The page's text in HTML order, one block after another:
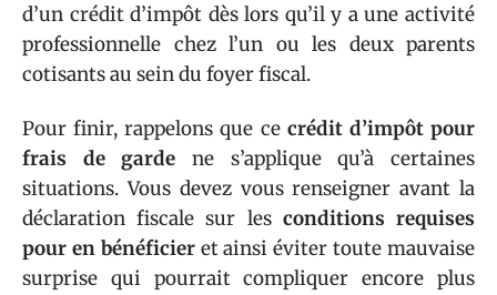
d’un crédit d’impôt dès lors qu’il y a une activité
professionnelle chez l’un ou les deux parents
cotisants au sein du foyer fiscal.
Pour finir, rappelons que ce crédit d’impôt pour
frais de garde ne s’applique qu’à certaines
situations. Vous devez vous renseigner avant la
déclaration fiscale sur les conditions requises
pour en bénéficieret ainsi éviter toute mauvaise
surprise qui pourrait compliquer encore plus